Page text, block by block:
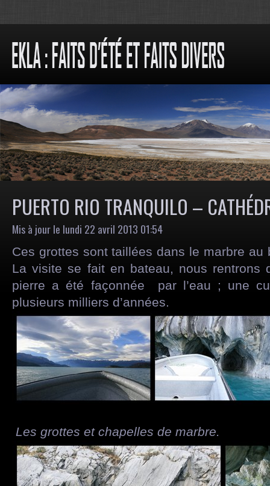
PUERTO RIO TRANQUILO –
Mis à jour le lundi 22 avril 2013 01:54
Ces grottes sont taillées dans le marbre au
La visite se fait en bateau, nous rentrons
pierre a été façonnée par l’eau ; une
plusieurs milliers d’années.
Les grottes et chapelles de marbre.